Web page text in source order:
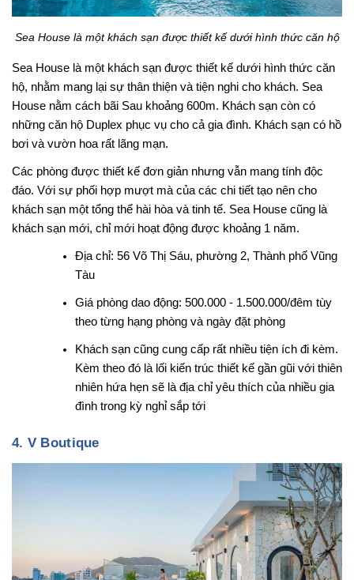
Sea House là một khách sạn được thiết kế dưới hình thức căn hộ
Sea House là một khách sạn được thiết kế dưới hình thức căn
hộ, nhằm mang lại sự thân thiện và tiện nghi cho khách. Sea
House nằm cách bãi Sau khoảng 600m. Khách sạn còn có
những căn hộ Duplex phục vụ cho cả gia đình. Khách sạn có hồ
bơi và vườn hoa rất lãng mạn.
Các phòng được thiết kế đơn giản nhưng vẫn mang tính độc
đáo. Với sự phối hợp mượt mà của các chi tiết tạo nên cho
khách sạn một tổng thể hài hòa và tinh tế. Sea House cũng là
khách sạn mới, chỉ mới hoạt động được khoảng 1 năm.
Địa chỉ: 56 Võ Thị Sáu, phường 2, Thành phố Vũng
Tàu
Giá phòng dao động: 500.000 - 1.500.000/đêm tùy
theo từng hạng phòng và ngày đặt phòng
Khách sạn cũng cung cấp rất nhiều tiện ích đi kèm.
Kèm theo đó là lối kiến trúc thiết kế gần gũi với thiên
nhiên hứa hẹn sẽ là địa chỉ yêu thích của nhiều gia
đình trong kỳ nghỉ sắp tới
4. V Boutique